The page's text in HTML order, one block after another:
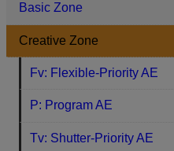
Basic Zone
Creative Zone
Fv: Flexible-Priority AE
P: Program AE
Tv: Shutter-Priority AE